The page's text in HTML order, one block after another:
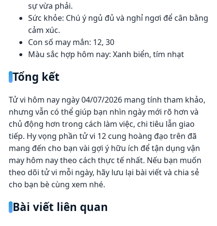
sự vừa phải.
Sức khỏe: Chú ý ngủ đủ và nghỉ ngơi để cân bằng
cảm xúc.
Con số may mắn: 12, 30
Màu sắc hợp hôm nay: Xanh biển, tím nhạt
Tổng kết
Tử vi hôm nay ngày 04/07/2026 mang tính tham khảo,
nhưng vẫn có thể giúp bạn nhìn ngày mới rõ hơn và
chủ động hơn trong cách làm việc, chi tiêu lẫn giao
tiếp. Hy vọng phần tử vi 12 cung hoàng đạo trên đã
mang đến cho bạn vài gợi ý hữu ích để tận dụng vận
may hôm nay theo cách thực tế nhất. Nếu bạn muốn
theo dõi tử vi mỗi ngày, hãy lưu lại bài viết và chia sẻ
cho bạn bè cùng xem nhé.
Bài viết liên quan